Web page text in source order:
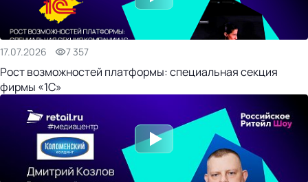
17.07.2026 7 357
Рост возможностей платформы: специальная секция
фирмы «1С»